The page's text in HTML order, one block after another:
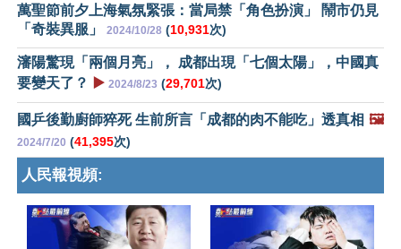
萬聖節前夕上海氣氛緊張：當局禁「角色扮演」 鬧市仍見
「奇裝異服」
2024/10/28 (10,931次)
瀋陽驚現「兩個月亮」， 成都出現「七個太陽」，中國真
要變天了？
▶️ 2024/8/23 (29,701次)
國乒後勤廚師猝死 生前所言「成都的肉不能吃」透真相 🖼️
2024/7/20 (41,395次)
人民報視頻: